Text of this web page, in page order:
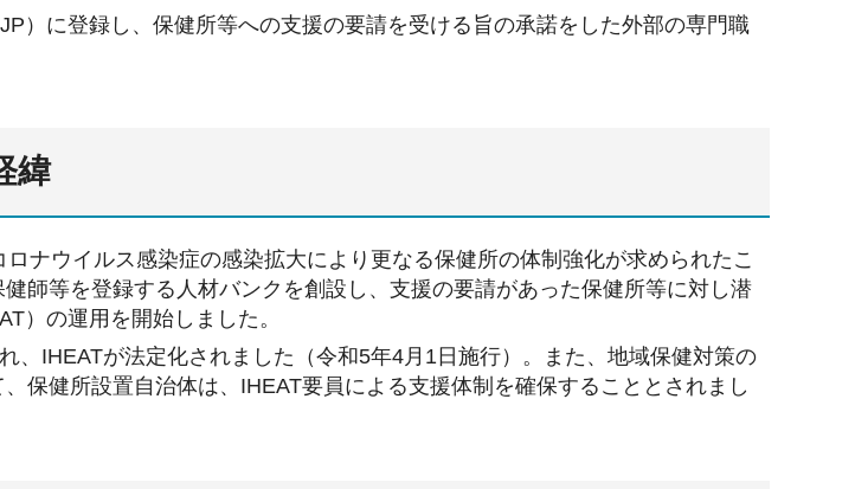
）に登録し、保健所等への支援の要請を受ける旨の承諾をした外部の専門職
緯
ナウイルス感染症の感染拡大により更なる保健所の体制強化が求められたこ
師等を登録する人材バンクを創設し、支援の要請があった保健所等に対し潜
）の運用を開始しました。
、IHEATが法定化されました（令和5年4月1日施行）。また、地域保健対策の
保健所設置自治体は、IHEAT要員による支援体制を確保することとされまし